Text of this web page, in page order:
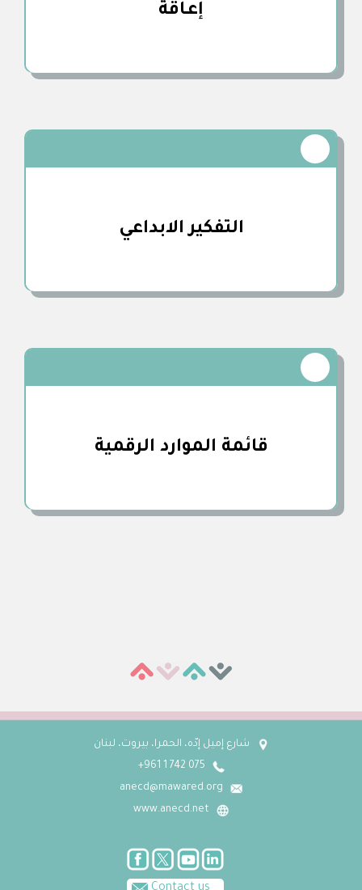
إعـاقة
التفكير الابداعي
قائمة الموارد الرقمية
شارع إميل إدّه، الحمرا، بيروت، لبنان
075 742 1 961+
anecd@mawared.org
www.anecd.net